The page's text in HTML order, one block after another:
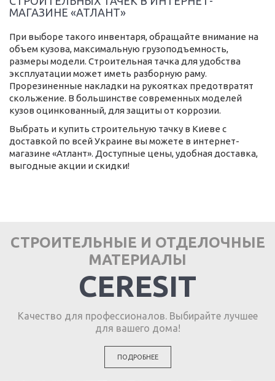
МАГАЗИНЕ «АТЛАНТ»
При выборе такого инвентаря, обращайте внимание на
объем кузова, максимальную грузоподъемность,
размеры модели. Строительная тачка для удобства
эксплуатации может иметь разборную раму.
Прорезиненные накладки на рукоятках предотвратят
скольжение. В большинстве современных моделей
кузов оцинкованный, для защиты от коррозии.
Выбрать и купить строительную тачку в Киеве с
доставкой по всей Украине вы можете в интернет-
магазине «Атлант». Доступные цены, удобная доставка,
выгодные акции и скидки!
СТРОИТЕЛЬНЫЕ И ОТДЕЛОЧНЫЕ
МАТЕРИАЛЫ
CERESIT
Качество для профессионалов. Выбирайте лучшее
для вашего дома!
ПОДРОБНЕЕ